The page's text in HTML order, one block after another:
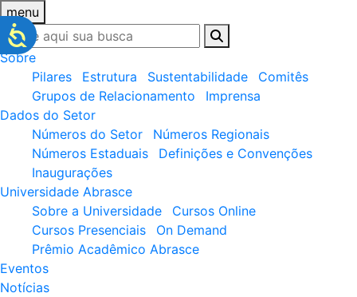
menu
Sobre
Pilares
Estrutura Sustentabilidade
Comitês
Grupos de Relacionamento
Imprensa
Dados do Setor
Números do Setor
Números Regionais
Números Estaduais
Definições e Convenções
Inaugurações
Universidade Abrasce
Sobre a Universidade
Cursos Online
Cursos Presenciais
On Demand
Prêmio Acadêmico Abrasce
Eventos
Notícias